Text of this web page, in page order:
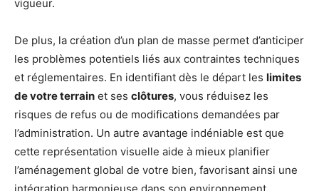
vigueur.
De plus, la création d’un plan de masse permet d’anticiper
les problèmes potentiels liés aux contraintes techniques
et réglementaires. En identifiant dès le départ les limites
de votre terrain et ses clôtures, vous réduisez les
risques de refus ou de modifications demandées par
l’administration. Un autre avantage indéniable est que
cette représentation visuelle aide à mieux planifier
l’aménagement global de votre bien, favorisant ainsi une